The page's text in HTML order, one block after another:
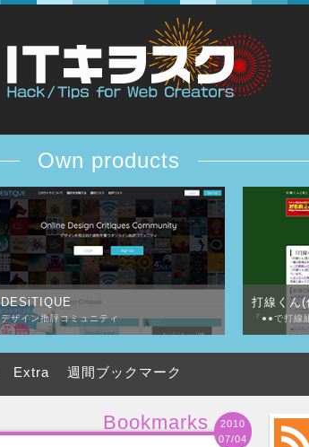
Own products
DESiTIQUE
デザイン批評コミュニティ
打線くん(
「●●で打線
Extra 週間ブックマーク
Bookmarks
2010
07/04